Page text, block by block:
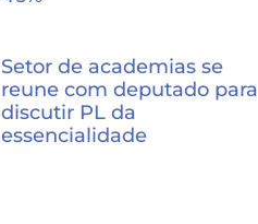
Setor de academias se
reune com deputado para
discutir PL da
essencialidade